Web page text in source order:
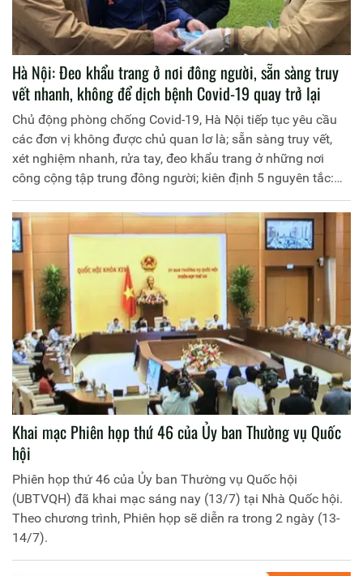
Hà Nội: Đeo khẩu trang ở nơi đông người, sẵn sàng truy
vết nhanh, không để dịch bệnh Covid-19 quay trở lại
Chủ động phòng chống Covid-19, Hà Nội tiếp tục yêu cầu
các đơn vị không được chủ quan lơ là; sẵn sàng truy vết,
xét nghiệm nhanh, rửa tay, đeo khẩu trang ở những nơi
công cộng tập trung đông người; kiên định 5 nguyên tắc:
Ngăn chặn - phát hiện - cách ly - khoanh vùng - dập dịch...
Khai mạc Phiên họp thứ 46 của Ủy ban Thường vụ Quốc
hội
Phiên họp thứ 46 của Ủy ban Thường vụ Quốc hội
(UBTVQH) đã khai mạc sáng nay (13/7) tại Nhà Quốc hội.
Theo chương trình, Phiên họp sẽ diễn ra trong 2 ngày (13-
14/7).